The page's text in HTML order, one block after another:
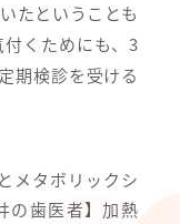
たということも
くためにも、3
期検診を受ける
メタボリックシ
の歯医者】加熱